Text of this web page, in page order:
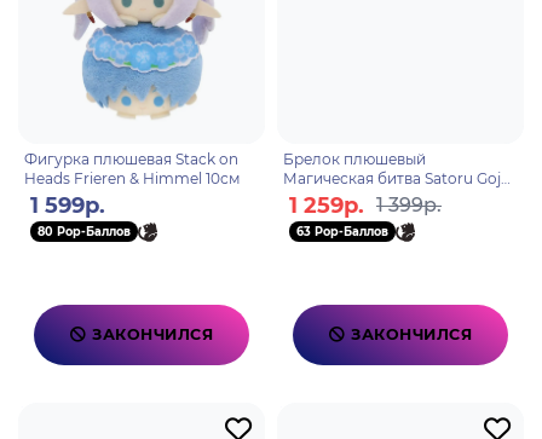
Фигурка плюшевая Stack on
Heads Frieren & Himmel 10см
1 599р.
80 Pop-Баллов
ЗАКОНЧИЛСЯ
Брелок плюшевый
Магическая битва Satoru Gojo
Сатору Годжо 14см
1 259р. 1 399р.
63 Pop-Баллов
ЗАКОНЧИЛСЯ